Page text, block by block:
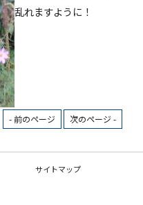
乱れますように！
- 前のページ 次のページ -
サイトマップ